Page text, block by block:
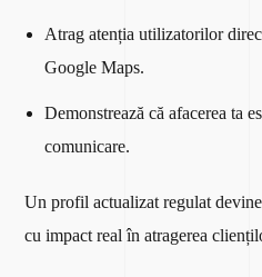
Atrag atenția utilizatorilor
Google Maps.
Demonstrează că afacerea ta
comunicare.
Un profil actualizat regulat
cu impact real în atragerea